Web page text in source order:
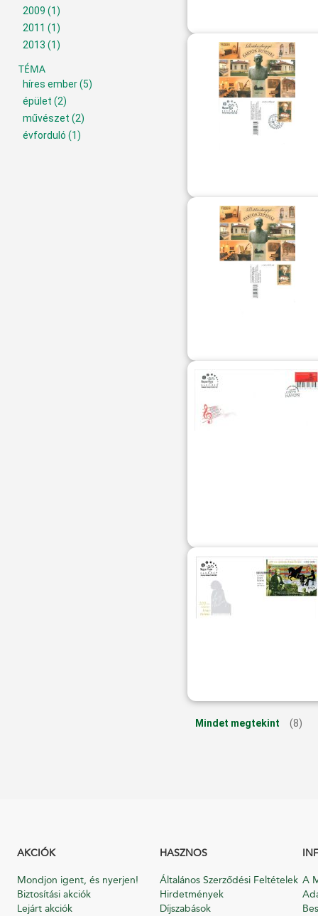
2009 (1)
2011 (1)
2013 (1)
TÉMA
híres ember(5)
épület (2)
művészet (2)
évforduló (1)
Mindet megtekint (8)
AKCIÓK
Mondjon igent, és nyerjen!
Biztosítási akciók
Lejárt akciók
HASZNOS
Általános Szerződési Feltételek
Hirdetmények
Díjszabások
A